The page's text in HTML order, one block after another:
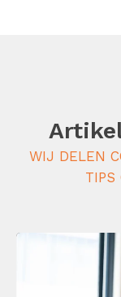
WIJ DELEN
TIPS